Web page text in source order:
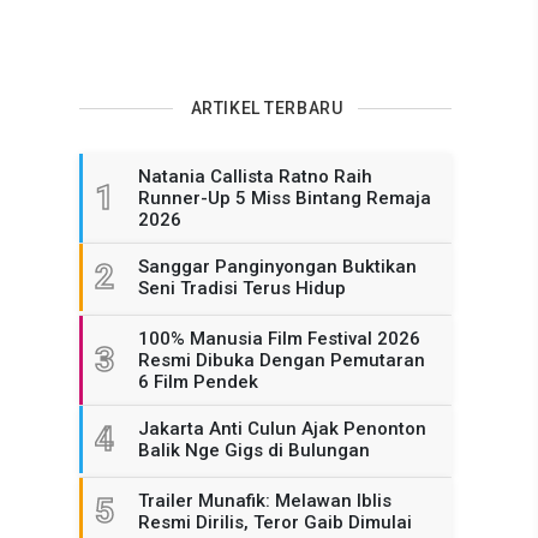
ARTIKEL TERBARU
1
Natania Callista Ratno Raih
Runner-Up 5 Miss Bintang Remaja
2026
2
Sanggar Panginyongan Buktikan
Seni Tradisi Terus Hidup
3
100% Manusia Film Festival 2026
Resmi Dibuka Dengan Pemutaran
6 Film Pendek
4
Jakarta Anti Culun Ajak Penonton
Balik Nge Gigs di Bulungan
5
Trailer Munafik: Melawan Iblis
Resmi Dirilis, Teror Gaib Dimulai